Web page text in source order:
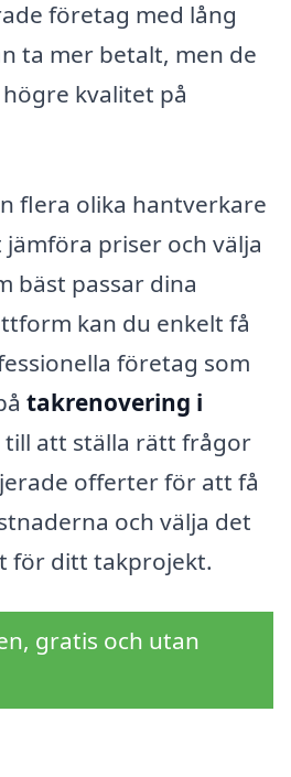
företag med lång
ta mer betalt, men de
kvalitet på
flera olika hantverkare
priser och välja
bäst passar dina
kan du enkelt få
företag som
takrenovering i
till att ställa rätt frågor
offerter för att få
och välja det
för ditt takprojekt.
gratis och utan